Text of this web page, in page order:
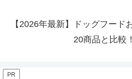
【2026年最新】ドッグフード
20商品と比較！
PR